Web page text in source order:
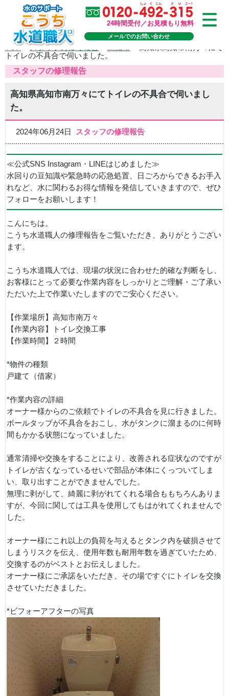
24時間受付／お見積もり無料
メールでのお問い合わせ
TOP>スタッフの修理報告
トイレの不具合で伺いました。
スタッフの修理報告
高知県高知市南万々にてトイレの不具合で伺いまし
た。
2024年06月24日 スタッフの修理報告
≪公式SNS Instagram・LINEはじめました≫
水回りの豆知識や緊急時の応急処置、日ごろからできるお手入
れなど、水に関わるお得な情報を発信していきますので、ぜひ
フォローをお願いします！
こんにちは。
こうち水道職人の修理報告をご覧いただき、ありがとうござい
ます。
こうち水道職人では、現場の状況に合わせた的確な判断をし、
お客様にとって必要な作業内容をしっかりとご理解・ご了承い
ただいた上で作業いたしますのでご安心ください。
【作業場所】高知市南万々
【作業内容】トイレ交換工事
【作業時間】２時間
*物件の種類
戸建て（借家）
*作業内容の詳細
オーナー様からのご依頼でトイレの不具合を見に行きました。
ボールタップが不具合をおこし、水がタンクに溜まるのに何時
間もかかる状態になっていました。
通常清掃や交換をすることにより、改善される症状なのですが
トイレが古くなっているせいで部品が本体にくっついてしま
い、取り出すことができませんでした。
無理に剥がして、綺麗に剥がれてくれる場合ももちろんありま
すが、今回に関しては工具を使用してもはがれてくれませんで
した。
オーナー様にこれ以上の負荷を与えるとタンク内を破損させて
しまうリスクを伝え、使用年数も耐用年数を過ぎていたため、
交換するのがベストとお伝えしました。
オーナー様にご承諾をいただき、その場ですぐにトイレを交換
させていただきました。
*ビフォーアフターの写真